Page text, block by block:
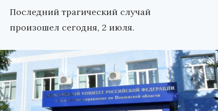
Последний трагический случай
произошел сегодня, 2 июля.